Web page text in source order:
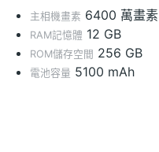
主相機畫素 6400 萬畫素
RAM記憶體 12 GB
ROM儲存空間 256 GB
電池容量 5100 mAh